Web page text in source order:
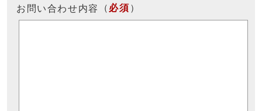
お問い合わせ内容 （ 必須 ）